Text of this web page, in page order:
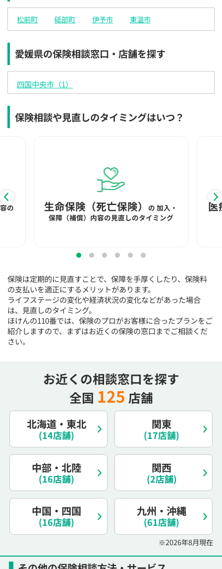
14:00
◯
◯
15:00
◯
◯
18:00
◯
14:00
◯
◯
15:00
◯
16:30
◯
◯
18:00
◯
14:00
◯
15:00
◯
16:30
◯
◯
◯
18:00
◯
14:00
◯
15:00
◯
16:00
◯
16:30
◯
◯
◯
18:00
◯
14:00
◯
15:00
◯
16:30
◯
◯
◯
18:00
◯
14:00
◯
15:00
◯
◯
◯
18:00
◯
14:00
15:00
◯
18:00
○：予約可 ×：予約不可
：お電話にてお問い合わせください
0120-987-110
平日 / 土日祝日 10:00〜17:00（通話無料）
※受付時間外にご予約をいただいた場合は、
翌営業日のご連絡となります
松前町 砥部町 伊予市 東温市
愛媛県の保険相談窓口・店舗を探す
四国中央市（1）
保険相談や見直しのタイミングはいつ？
生命保険（死亡保険） の 加入・
保障（補償）内容の見直しのタイミング
医
の
保険は定期的に見直すことで、保障を手厚くしたり、保険料
の支払いを適正にするメリットがあります。
ライフステージの変化や経済状況の変化などがあった場合
は、見直しのタイミング。
ほけんの110番では、保険のプロがお客様に合ったプランをご
紹介しますので、まずはお近くの保険の窓口までご相談くだ
さい。
お近くの相談窓口を探す
全国 125 店舗
北海道・東北
(14店舗)
関東
(17店舗)
中部・北陸
(16店舗)
関西
(2店舗)
中国・四国
(16店舗)
九州・沖縄
(61店舗)
※2026年8月現在